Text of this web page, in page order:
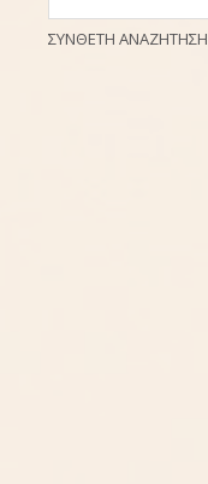
ΣΥΝΘΕΤΗ ΑΝΑΖΗΤΗΣΗ